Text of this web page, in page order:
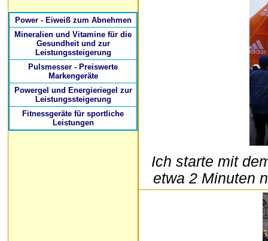
Power - Eiweiß zum Abnehmen
Mineralien und Vitamine für die
Gesundheit und zur
Leistungssteigerung
Pulsmesser - Preiswerte
Markengeräte
Powergel und Energieriegel zur
Leistungssteigerung
Fitnessgeräte für sportliche
Leistungen
Ich starte mit
etwa 2 Minuten